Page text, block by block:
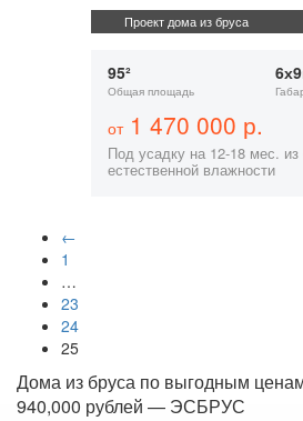
Проект дома из бруса
95²
Общая площадь
от1 470 000 р.
Под усадку на 12-18 мес. из
естественной влажности
←
1
…
23
24
25
Дома из бруса по выгодным
940,000 рублей — ЭСБРУС